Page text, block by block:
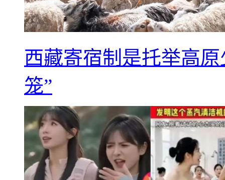
西藏寄宿制是托举高
笼”